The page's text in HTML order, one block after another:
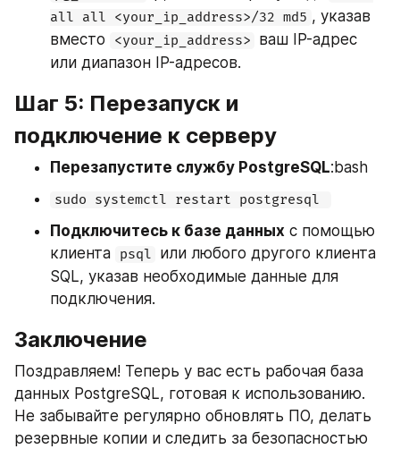
all all <your_ip_address>/32 md5 , указав
вместо
<your_ip_address> ваш IP-адрес
или диапазон IP-адресов.
Шаг 5: Перезапуск и
подключение к серверу
Перезапустите службу PostgreSQL:bash
sudo systemctl restart postgresql
Подключитесь к базе данных с помощью
клиента psql или любого другого клиента
SQL, указав необходимые данные для
подключения.
Заключение
Поздравляем! Теперь у вас есть рабочая база
данных PostgreSQL, готовая к использованию.
Не забывайте регулярно обновлять ПО, делать
резервные копии и следить за безопасностью